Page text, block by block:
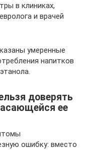
в клиниках,
и врачей
умеренные
напитков
доверять
ее
ошибку: вместо